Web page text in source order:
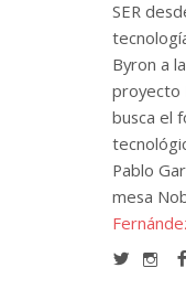
SER
Byron a
proyecto
busca el
Pablo
mesa